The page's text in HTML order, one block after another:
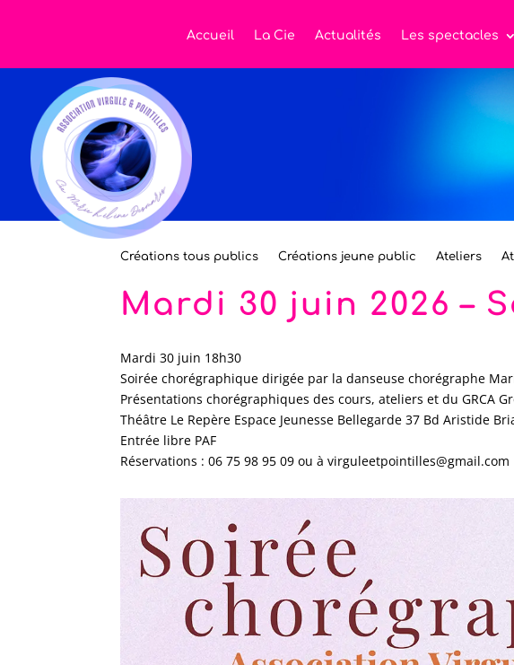
Accueil La Cie Actualités Les spectacles
Créations tous publics Créations jeune public Ateliers
Mardi 30 juin 2026 –
Mardi 30 juin 18h30
Soirée chorégraphique dirigée par la danseuse chorégraphe
Présentations chorégraphiques des cours, ateliers et du GRCA
Théâtre Le Repère Espace Jeunesse Bellegarde 37 Bd Aristide
Entrée libre PAF
Réservations : 06 75 98 95 09 ou à virguleetpointilles@gmail.com